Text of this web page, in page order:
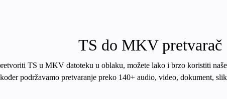
TS do MKV pretvarač
TS u MKV datoteku u oblaku, možete lako i brzo koristiti
podržavamo pretvaranje preko 140+ audio, video, dokument,